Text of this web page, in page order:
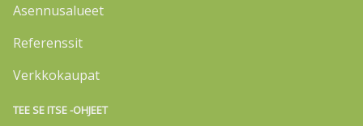
Asennusalueet
Referenssit
Verkkokaupat
TEE SE ITSE -OHJEET